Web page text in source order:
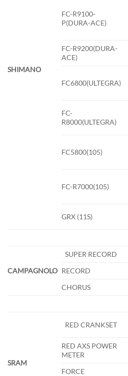
SHIMANO
FC-R9100-
P(DURA-ACE)
FC-R9200(DURA-
ACE)
FC6800(ULTEGRA)
FC-
R8000(ULTEGRA)
FC5800(105)
FC-R7000(105)
GRX (11S)
CAMPAGNOLO
SUPER RECORD
RECORD
CHORUS
SRAM
RED CRANKSET
RED AXS POWER
METER
FORCE